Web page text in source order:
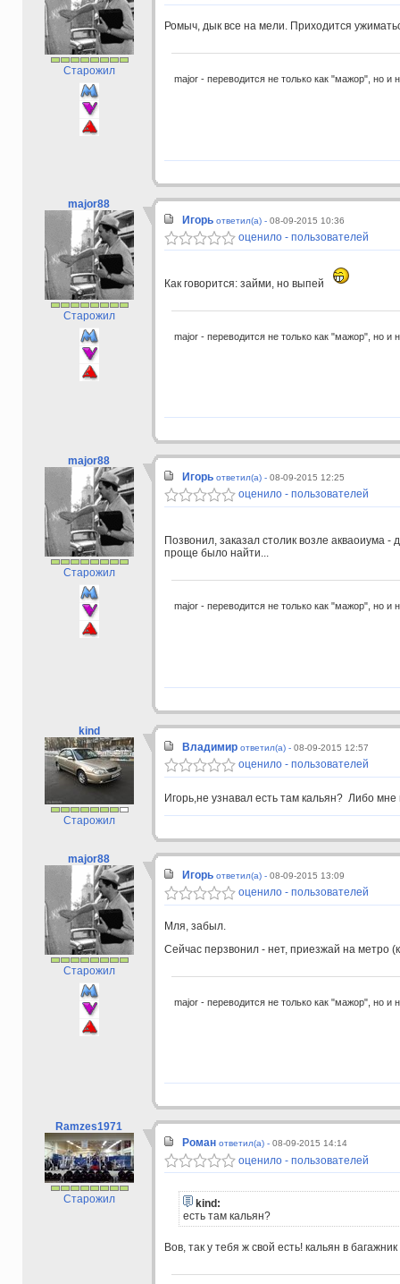
Старожил
Ромыч, дык все на мели. Приходится
major - переводится не только как "мажор", но и
major88
Старожил
Игорь ответил(а) - 08-09-2015 10:36
оценило - пользователей
Как говорится: займи, но выпей
major - переводится не только как "мажор", но и
major88
Старожил
Игорь ответил(а) - 08-09-2015 12:25
оценило - пользователей
Позвонил, заказал столик возле акваоиума -
проще было найти...
major - переводится не только как "мажор", но и
kind
Старожил
Владимир ответил(а) - 08-09-2015 12:57
оценило - пользователей
Игорь,не узнавал есть там кальян? Либо
major88
Старожил
Игорь ответил(а) - 08-09-2015 13:09
оценило - пользователей
Мля, забыл.
Сейчас перзвонил - нет, приезжай на метро
major - переводится не только как "мажор", но и
Ramzes1971
Старожил
Роман ответил(а) - 08-09-2015 14:14
оценило - пользователей
kind:
есть там кальян?
Вов, так у тебя ж свой есть! кальян в